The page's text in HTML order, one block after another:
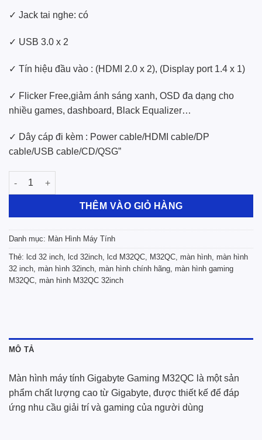
✓ Jack tai nghe: có
✓ USB 3.0 x 2
✓ Tín hiệu đầu vào : (HDMI 2.0 x 2), (Display port 1.4 x 1)
✓ Flicker Free,giảm ánh sáng xanh, OSD đa dạng cho
nhiều games, dashboard, Black Equalizer…
✓ Dây cáp đi kèm : Power cable/HDMI cable/DP
cable/USB cable/CD/QSG”
Màn Hình Máy Tính Gigabyte Gaming M32QC 32 inch QHD VA
THÊM VÀO GIỎ HÀNG
Danh mục: Màn Hình Máy Tính
Thẻ: lcd 32 inch, lcd 32inch, lcd M32QC, M32QC, màn hình, màn hình
32 inch, màn hình 32inch, màn hình chính hãng, màn hình gaming
M32QC, màn hình M32QC 32inch
MÔ TẢ
Màn hình máy tính Gigabyte Gaming M32QC là một sản
phẩm chất lượng cao từ Gigabyte, được thiết kế để đáp
ứng nhu cầu giải trí và gaming của người dùng